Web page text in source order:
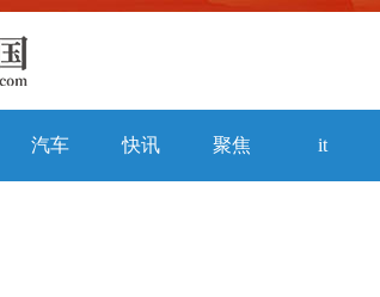
汽车 快讯 聚焦 it